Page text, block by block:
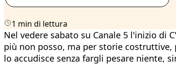
1 min di lettura
Nel vedere sabato su Canale 5 l'inizio di
più non posso, ma per storie
lo accudisce senza fargli pesare niente,